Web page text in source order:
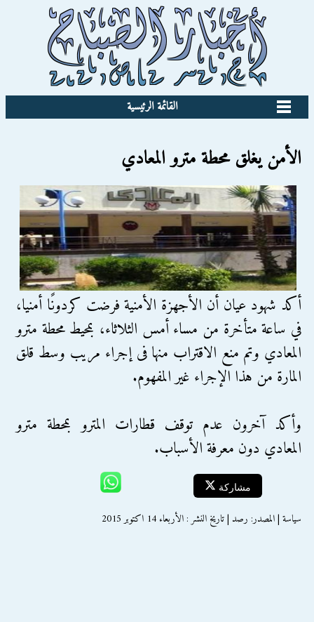
القائمة الرئيسية
الأمن يغلق محطة مترو المعادي
أكد شهود عيان أن الأجهزة الأمنية فرضت كردونًا أمنيا،
في ساعة متأخرة من مساء أمس الثلاثاء، بمحيط محطة مترو
المعادي وتم منع الاقتراب منها فى إجراء مريب وسط قلق
المارة من هذا الإجراء غير المفهوم.
وأكد آخرون عدم توقف قطارات المترو بمحطة مترو
المعادي دون معرفة الأسباب.
مشاركة
سياسة | المصدر: رصد | تاريخ النشر : الأربعاء 14 اكتوبر 2015